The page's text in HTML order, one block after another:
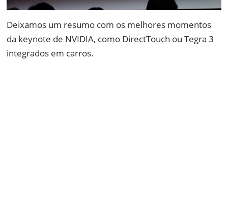
Deixamos um resumo com os melhores momentos
da keynote de NVIDIA, como DirectTouch ou Tegra 3
integrados em carros.